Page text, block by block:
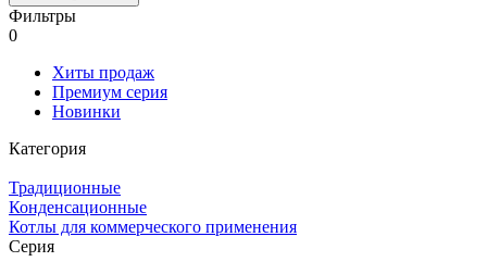
Фильтры
0
Хиты продаж
Премиум серия
Новинки
Категория
Традиционные
Конденсационные
Котлы для коммерческого применения
Серия